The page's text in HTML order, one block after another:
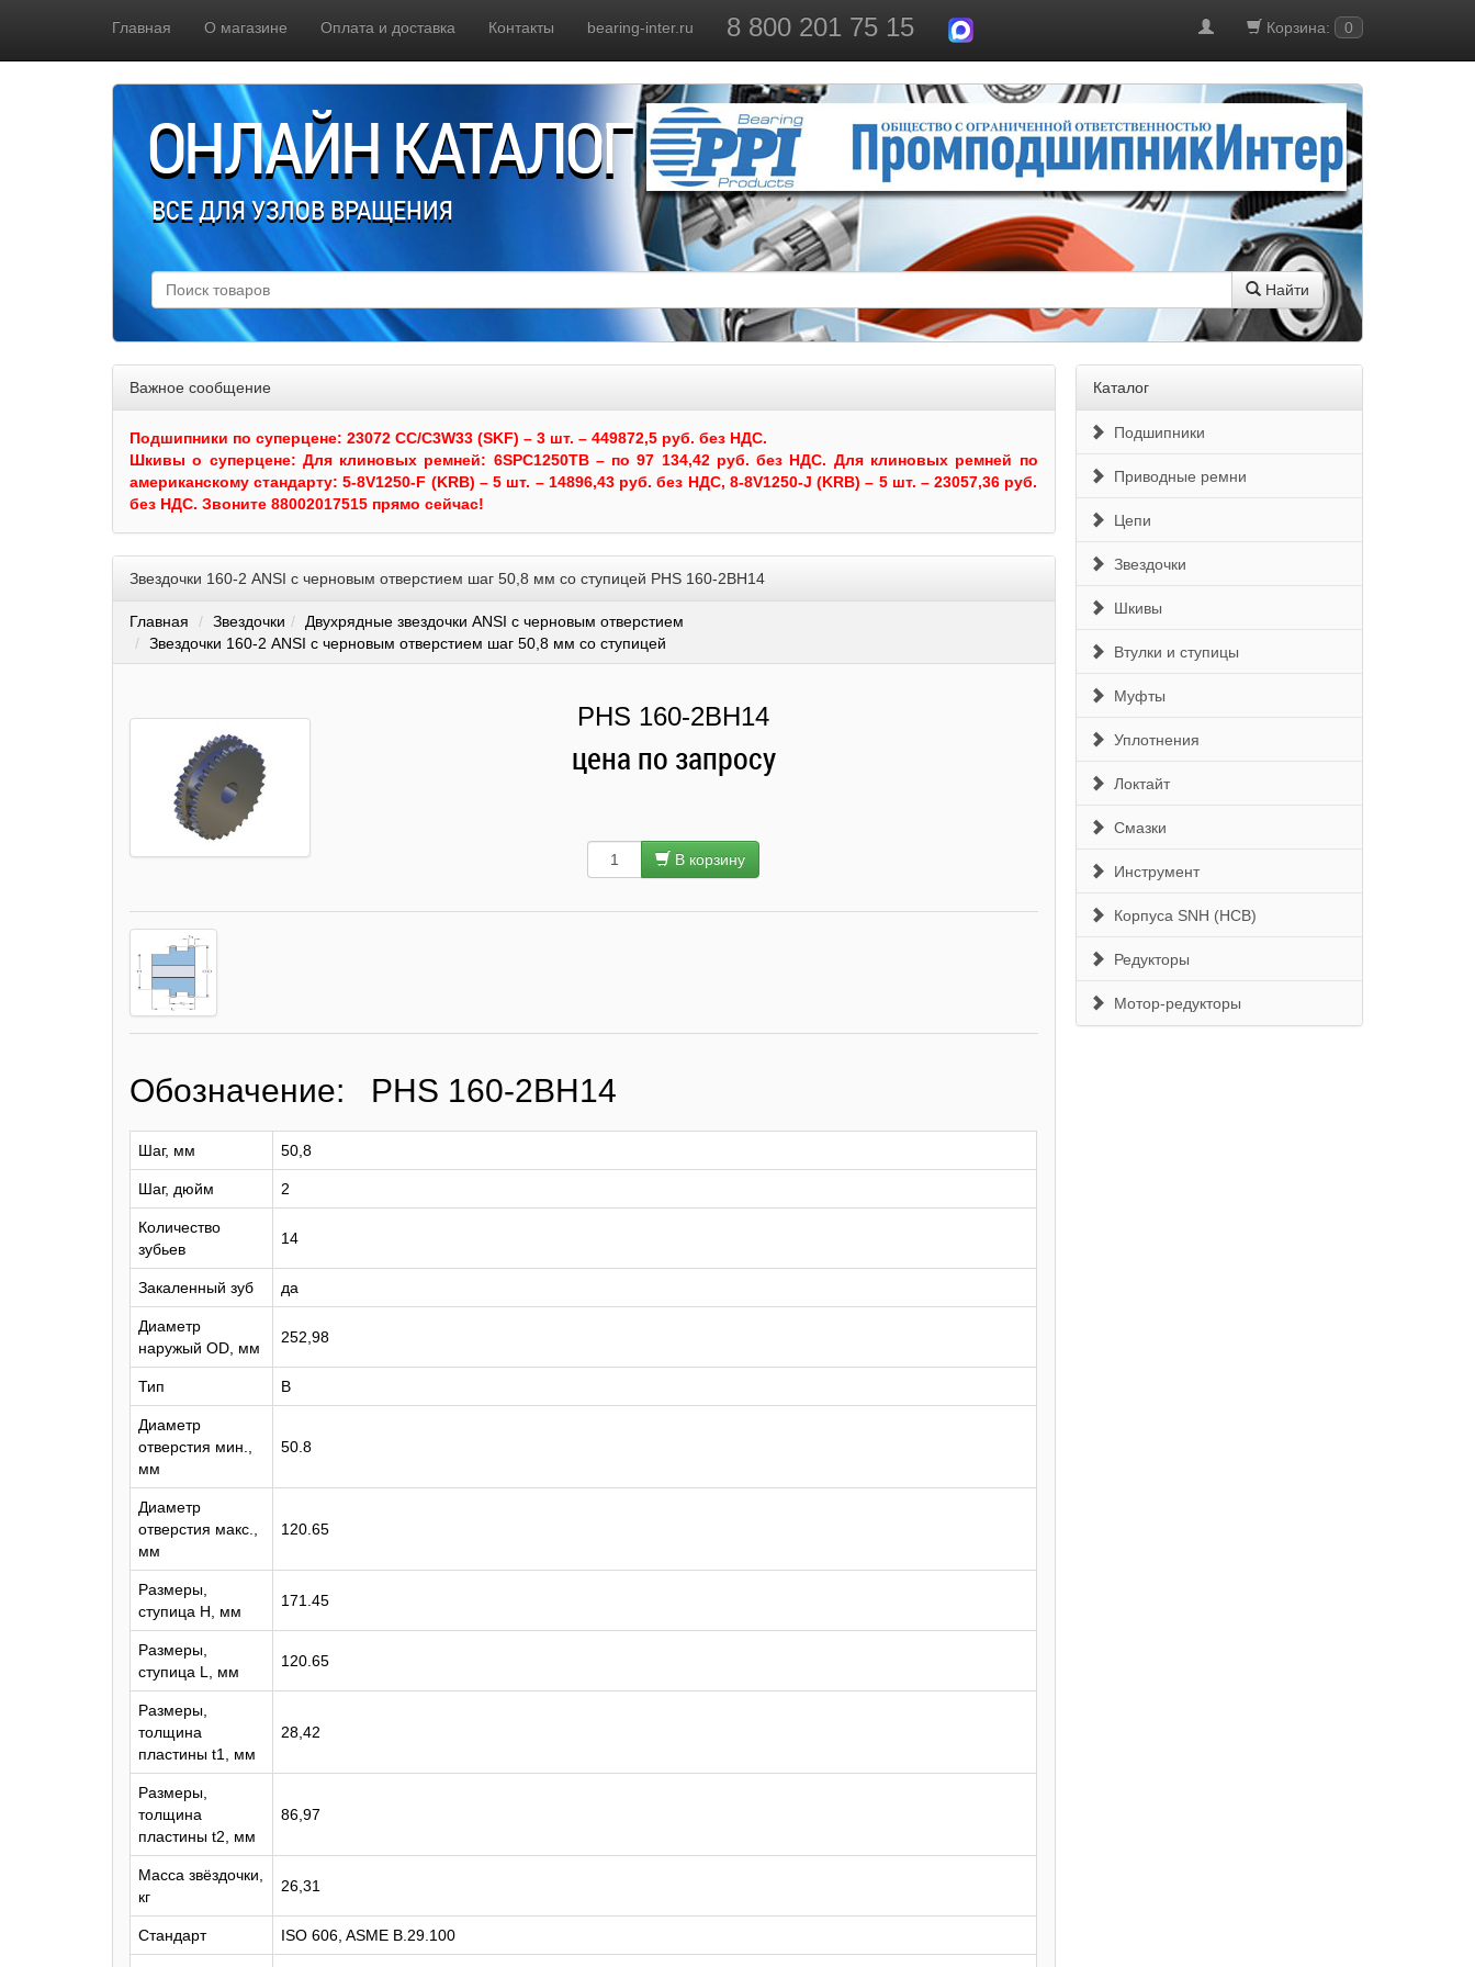
Главная О магазине Оплата и доставка Контакты bearing-inter.ru 8 800 201 75 15 Корзина: 0
ОНЛАЙН КАТАЛОГ
ВСЕ ДЛЯ УЗЛОВ ВРАЩЕНИЯ
Найти
Важное сообщение
Подшипники по суперцене: 23072 CC/C3W33 (SKF) – 3 шт. – 449872,5 руб. без НДС.
Шкивыо суперцене: Для клиновых ремней: 6SPC1250TB – по 97 134,42 руб. без НДС. Для клиновых ремней по
американскому стандарту: 5-8V1250-F (KRB) – 5 шт. – 14896,43 руб. без НДС, 8-8V1250-J (KRB) – 5 шт. – 23057,36 руб.
без НДС. Звоните 88002017515 прямо сейчас!
Звездочки 160-2 ANSI с черновым отверстием шаг 50,8 мм со ступицей PHS 160-2BH14
Главная Звездочки
Двухрядные звездочки ANSI с черновым отверстием
Звездочки 160-2 ANSI с черновым отверстием шаг 50,8 мм со ступицей
PHS 160-2BH14
цена по запросу
В корзину
Обозначение: PHS 160-2BH14
Шаг, мм 50,8
Шаг, дюйм 2
Количество
зубьев
14
Закаленный зуб да
Диаметр
наружый OD, мм
252,98
Тип B
Диаметр
отверстия мин.,
мм
50.8
Диаметр
отверстия макс.,
мм
120.65
Размеры,
ступица H, мм
171.45
Размеры,
ступица L, мм
120.65
Размеры,
толщина
пластины t1, мм
28,42
Размеры,
толщина
пластины t2, мм
86,97
Масса звёздочки,
кг
26,31
Стандарт ISO 606, ASME B.29.100
Каталог
Подшипники
Приводные ремни
Цепи
Звездочки
Шкивы
Втулки и ступицы
Муфты
Уплотнения
Локтайт
Смазки
Инструмент
Корпуса SNH (HCB)
Редукторы
Мотор-редукторы